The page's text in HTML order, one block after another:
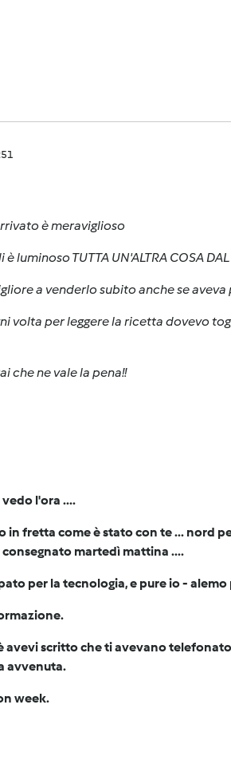
è meraviglioso
luminoso TUTTA UN'ALTRA COSA DAL
a venderlo subito anche se aveva
volta per leggere la ricetta dovevo
che ne vale la pena!!
l'ora ....
in fretta come è stato con te ... nord
martedì mattina ....
per la tecnologia, e pure io -
avevi scritto che ti avevano
avvenuta.
week.